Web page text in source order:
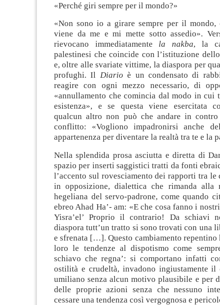
«Perché giri sempre per il mondo?»
«Non sono io a girare sempre per il
viene da me e mi mette sotto assedio».
rievocano immediatamente la nakba, la
palestinesi che coincide con l’istituzione
e, oltre alle svariate vittime, la diaspora per
profughi. Il Diario è un condensato di
reagire con ogni mezzo necessario, di
«annullamento che comincia dal modo in cui
esistenza», e se questa viene esercitata
qualcun altro non può che andare in
conflitto: «Vogliono impadronirsi anche
appartenenza per diventare la realtà tra te e la
Nella splendida prosa asciutta e diretta di
spazio per inserti saggistici tratti da fonti
l’accento sul rovesciamento dei rapporti tra le
in opposizione, dialettica che rimanda alla
hegeliana del servo-padrone, come quando
ebreo Ahad Ha’- am: «E che cosa fanno i
Yisra’el’ Proprio il contrario! Da schiavi
diaspora tutt’un tratto si sono trovati con una
e sfrenata […]. Questo cambiamento repentino
loro le tendenze al dispotismo come
schiavo che regna’: si comportano infatti
ostilità e crudeltà, invadono ingiustamente
umiliano senza alcun motivo plausibile e per
delle proprie azioni senza che nessuno
cessare una tendenza così vergognosa e